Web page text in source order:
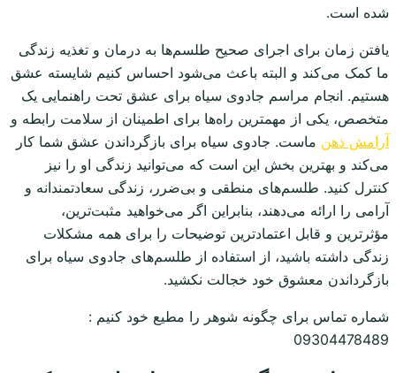
شده است.
یافتن زمان برای اجرای صحیح طلسم‌ها به درمان و تغذیه زندگی
ما کمک می‌کند و البته باعث می‌شود احساس کنیم شایسته عشق
هستیم. انجام مراسم جادوی سیاه برای عشق تحت راهنمایی یک
متخصص، یکی از مهمترین راه‌ها برای اطمینان از سلامت رابطه و
آرامش ذهن ماست. جادوی سیاه برای بازگرداندن عشق شما کار
می‌کند و بهترین بخش این است که می‌توانید زندگی او را نیز
کنترل کنید. طلسم‌های منطقی و بی‌ضرر، زندگی سعادتمندانه و
آرامی را ارائه می‌دهند، بنابراین اگر می‌خواهید مثبت‌ترین،
مؤثرترین و قابل اعتمادترین توضیحات را برای همه مشکلات
زندگی داشته باشید، از استفاده از طلسم‌های جادوی سیاه برای
بازگرداندن معشوق خود خجالت نکشید.
شماره تماس برای چگونه شوهر را مطیع خود کنیم :
09304478489